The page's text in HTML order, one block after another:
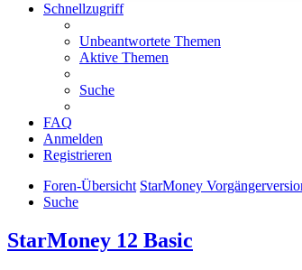
Schnellzugriff
Unbeantwortete Themen
Aktive Themen
Suche
FAQ
Anmelden
Registrieren
Foren-Übersicht StarMoney
Suche
StarMoney 12 Basic